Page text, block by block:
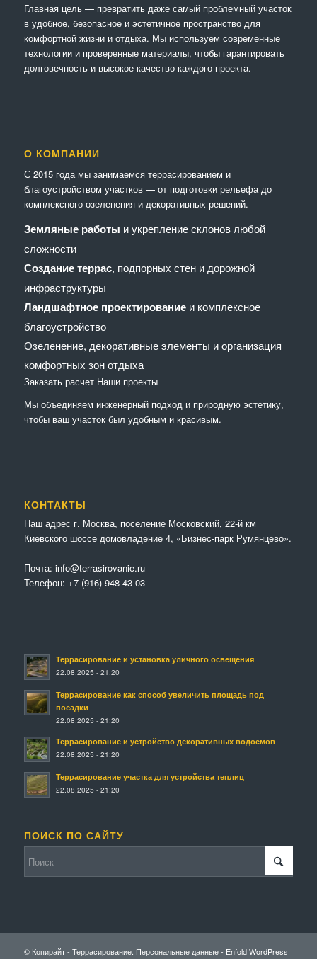
Главная цель — превратить даже самый проблемный участок
в удобное, безопасное и эстетичное пространство для
комфортной жизни и отдыха. Мы используем современные
технологии и проверенные материалы, чтобы гарантировать
долговечность и высокое качество каждого проекта.
О КОМПАНИИ
С 2015 года мы занимаемся террасированием и
благоустройством участков — от подготовки рельефа до
комплексного озеленения и декоративных решений.
Земляные работы и укрепление склонов любой
сложности
Создание террас, подпорных стен и дорожной
инфраструктуры
Ландшафтное проектированиеи комплексное
благоустройство
Озеленение, декоративные элементы и организация
комфортных зон отдыха
Заказать расчет Наши проекты
Мы объединяем инженерный подход и природную эстетику,
чтобы ваш участок был удобным и красивым.
КОНТАКТЫ
Наш адрес г. Москва, поселение Московский, 22-й км
Киевского шоссе домовладение 4, «Бизнес-парк Румянцево».
Почта: info@terrasirovanie.ru
Телефон: +7 (916) 948-43-03
Террасирование и установка уличного освещения
22.08.2025 - 21:20
Террасирование как способ увеличить площадь под
посадки
22.08.2025 - 21:20
Террасирование и устройство декоративных водоемов
22.08.2025 - 21:20
Террасирование участка для устройства теплиц
22.08.2025 - 21:20
ПОИСК ПО САЙТУ
© Копирайт - Террасирование. Персональные данные- Enfold WordPress